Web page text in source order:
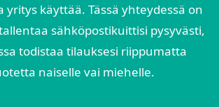
käyttää. Tässä yhteydessä on
sähköpostikuittisi pysyvästi,
todistaa tilauksesi riippumatta
naiselle vai miehelle.